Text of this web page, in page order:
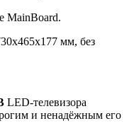
MainBoard.
мм, без
LED-телевизора
и ненадёжным его